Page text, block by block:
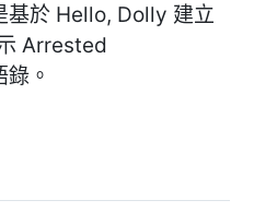
基於 Hello, Dolly 建立
Arrested
。